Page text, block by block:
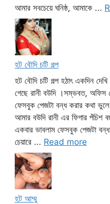
আমার সবচেয়ে ঘনিষ্ঠ, আমাকে ...
হট বৌদি চটি গল্প
হট বৌদি চটি গল্প হঠাৎ একদিন
গেছে রানী বউদি ।সম্ভবত,
ফেসবুক পেজটা বন্ধ করার কথা
আমার বউদি রানী এর ফিগার
একবার ভাবলাম ফেসবুক পেজটা
চেয়ারে ... Read more
হট আম্মু